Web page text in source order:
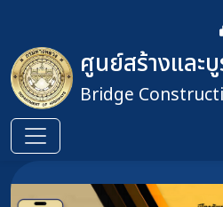
ศูนย์สร้างและ
Bridge